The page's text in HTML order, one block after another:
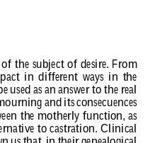
of the subject of desire. From
in different ways in the
used as an answer to the real
ning and its consecuences
the motherly function, as
native to castration. Clinical